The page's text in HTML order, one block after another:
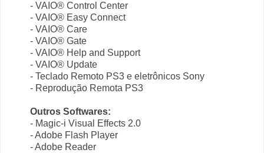
- VAIO® Control Center
- VAIO® Easy Connect
- VAIO® Care
- VAIO® Gate
- VAIO® Help and Support
- VAIO® Update
- Teclado Remoto PS3 e eletrônicos Sony
- Reprodução Remota PS3
Outros Softwares:
- Magic-i Visual Effects 2.0
- Adobe Flash Player
- Adobe Reader